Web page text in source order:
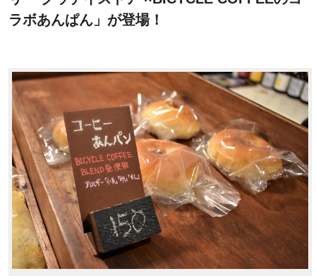
ラボあんぱん」が登場！